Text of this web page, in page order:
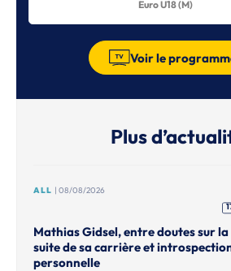
Euro U18 (M)
Voir le
Plus
ALL | 08/08/2026
Mathias Gidsel, entre doutes sur la
suite de sa carrière et
personnelle